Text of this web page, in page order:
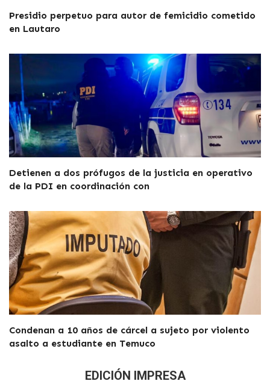
Presidio perpetuo para autor de femicidio cometido
en Lautaro
Detienen a dos prófugos de la justicia en operativo
de la PDI en coordinación con
Condenan a 10 años de cárcel a sujeto por violento
asalto a estudiante en Temuco
EDICIÓN IMPRESA